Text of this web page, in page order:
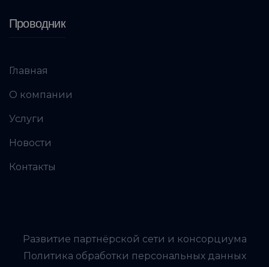
Проводник
Главная
О компании
Услуги
Новости
Контакты
Развитие партнёрской сети и консорциума
Политика обработки персональных данных